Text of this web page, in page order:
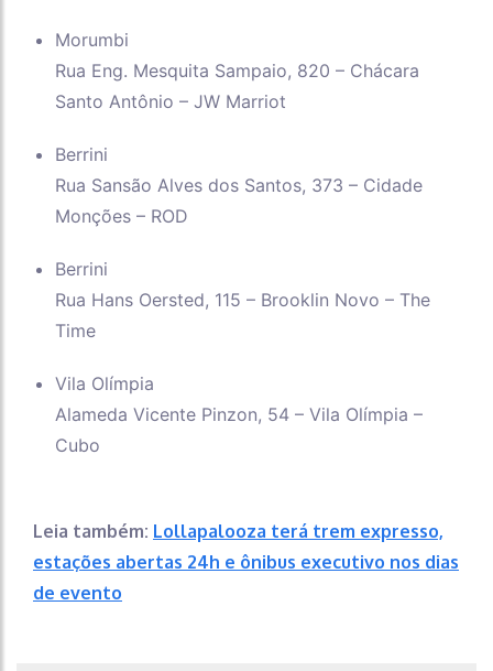
Morumbi
Rua Eng. Mesquita Sampaio, 820 – Chácara
Santo Antônio – JW Marriot
Berrini
Rua Sansão Alves dos Santos, 373 – Cidade
Monções – ROD
Berrini
Rua Hans Oersted, 115 – Brooklin Novo – The
Time
Vila Olímpia
Alameda Vicente Pinzon, 54 – Vila Olímpia –
Cubo
Leia também: Lollapalooza terá trem expresso,
estações abertas 24h e ônibus executivo nos dias
de evento